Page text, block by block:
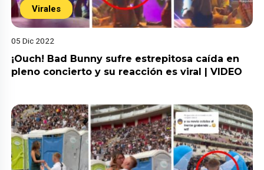
Virales
05 Dic 2022
¡Ouch! Bad Bunny sufre estrepitosa caída en
pleno concierto y su reacción es viral | VIDEO